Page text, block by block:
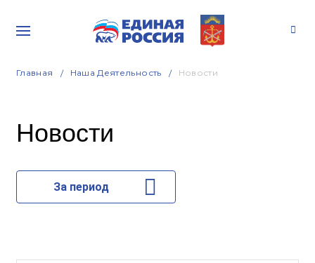
Главная Наша Деятельность Новости
Новости
За период